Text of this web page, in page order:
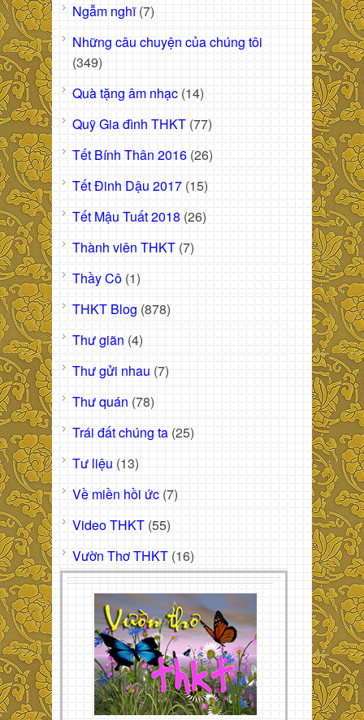
Ngẫm nghĩ(7)
Những câu chuyện của chúng tôi
(349)
Quà tặng âm nhạc (14)
Quỹ Gia đình THKT (77)
Tết Bính Thân 2016 (26)
Tết Đinh Dậu 2017 (15)
Tết Mậu Tuất 2018 (26)
Thành viên THKT (7)
Thầy Cô (1)
THKT Blog (878)
Thư giãn (4)
Thư gửi nhau (7)
Thư quán (78)
Trái đất chúng ta (25)
Tư liệu (13)
Về miền hồi ức (7)
Video THKT (55)
Vườn Thơ THKT (16)